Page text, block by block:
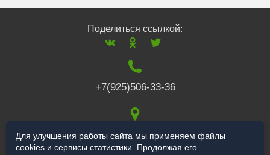
Поделиться ссылкой:
+7(925)506-33-36
117519,г. Москва,
Варшавское ш., 132
Для улучшения работы сайта мы применяем файлы
cookies и сервисы статистики. Продолжая его